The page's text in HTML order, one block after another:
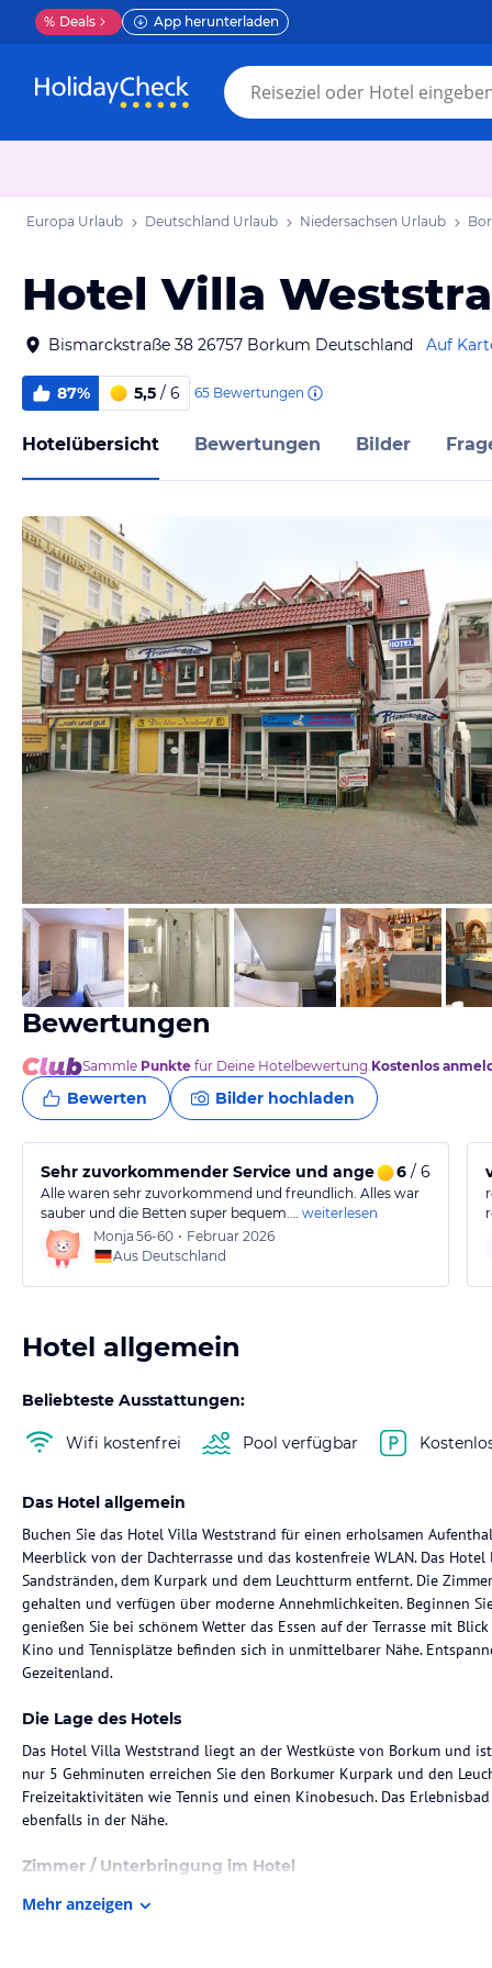
% Deals App herunterladen
Europa Urlaub Deutschland Urlaub Niedersachsen Urlaub
Hotel Villa
Bismarckstraße 38 26757 Borkum Deutschland Auf
87% 5,5 / 6 65 Bewertungen
Hotelübersicht Bewertungen Bilder
vom Hotelier, Februar 2012
Bewertungen
Sammle Punkte für Deine Hotelbewertung.Kostenlos
Bewerten Bilder hochladen
Sehr zuvorkommender Service und angenehmer Schlaf
6 / 6
Alle waren sehr zuvorkommend und freundlich. Alles war
sauber und die Betten super bequem.… weiterlesen
Monja 56-60 • Februar 2026
Aus Deutschland
Hotel allgemein
Beliebteste Ausstattungen:
Wifi kostenfrei Pool verfügbar
Das Hotel allgemein
Buchen Sie das Hotel Villa Weststrand für einen erholsamen
Meerblick von der Dachterrasse und das kostenfreie WLAN. Das
Sandstränden, dem Kurpark und dem Leuchtturm entfernt. Die
gehalten und verfügen über moderne Annehmlichkeiten. Beginnen
genießen Sie bei schönem Wetter das Essen auf der Terrasse mit
Kino und Tennisplätze befinden sich in unmittelbarer Nähe.
Gezeitenland.
Die Lage des Hotels
Das Hotel Villa Weststrand liegt an der Westküste von Borkum und
nur 5 Gehminuten erreichen Sie den Borkumer Kurpark und den
Freizeitaktivitäten wie Tennis und einen Kinobesuch. Das
ebenfalls in der Nähe.
Zimmer / Unterbringung im Hotel
Die Zimmer in der Villa Weststrand sind in grünen und weißen
Mehr anzeigen